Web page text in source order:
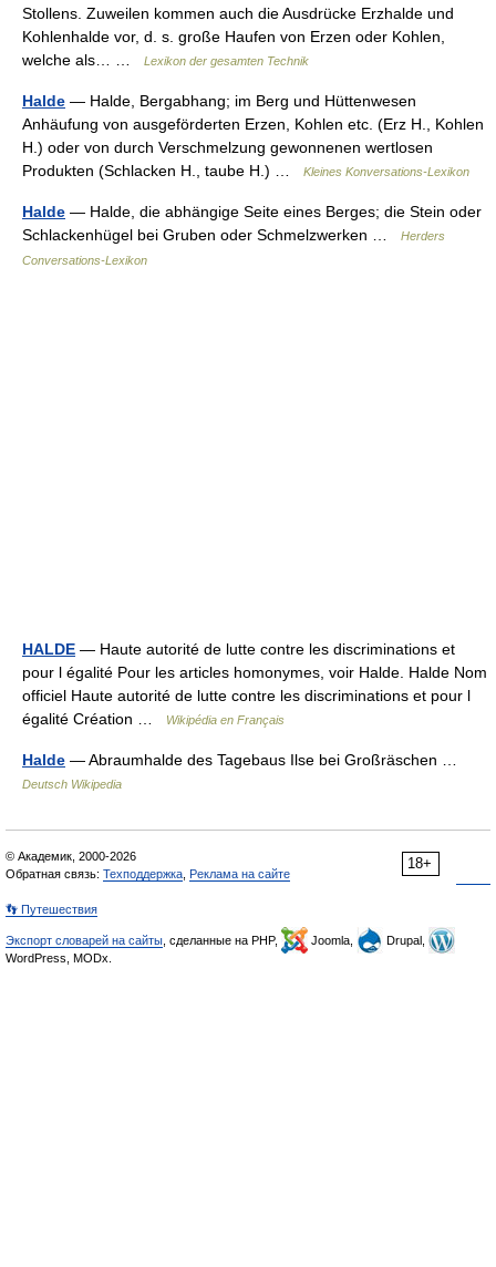
Stollens. Zuweilen kommen auch die Ausdrücke Erzhalde und
Kohlenhalde vor, d. s. große Haufen von Erzen oder Kohlen,
welche als… …
Lexikon der gesamten Technik
Halde — Halde, Bergabhang; im Berg und Hüttenwesen
Anhäufung von ausgeförderten Erzen, Kohlen etc. (Erz H., Kohlen
H.) oder von durch Verschmelzung gewonnenen wertlosen
Produkten (Schlacken H., taube H.) …
Kleines Konversations-Lexikon
Halde — Halde, die abhängige Seite eines Berges; die Stein oder
Schlackenhügel bei Gruben oder Schmelzwerken …
Herders
Conversations-Lexikon
HALDE — Haute autorité de lutte contre les discriminations et
pour l égalité Pour les articles homonymes, voir Halde. Halde Nom
officiel Haute autorité de lutte contre les discriminations et pour l
égalité Création …
Wikipédia en Français
Halde — Abraumhalde des Tagebaus Ilse bei Großräschen …
Deutsch Wikipedia
18+
© Академик, 2000-2026
Обратная связь: Техподдержка Реклама на сайте
👣 Путешествия
Экспорт словарей на сайты , сделанные на PHP, Joomla,
Drupal,
WordPress, MODx.